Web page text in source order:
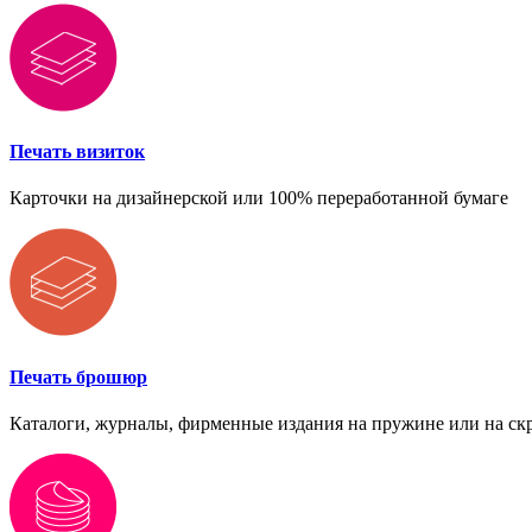
Печать визиток
Карточки на дизайнерской или 100% переработанной бумаге
Печать брошюр
Каталоги, журналы, фирменные издания на пружине или на